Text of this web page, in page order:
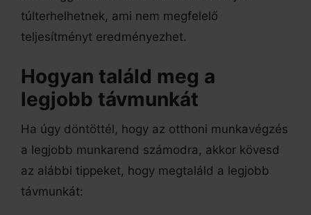
túlterhelhetnek, ami nem megfelelő
teljesítményt eredményezhet.
Hogyan találd meg a
legjobb távmunkát
Ha úgy döntöttél, hogy az otthoni munkavégzés
a legjobb munkarend számodra, akkor kövesd
az alábbi tippeket, hogy megtaláld a legjobb
távmunkát: